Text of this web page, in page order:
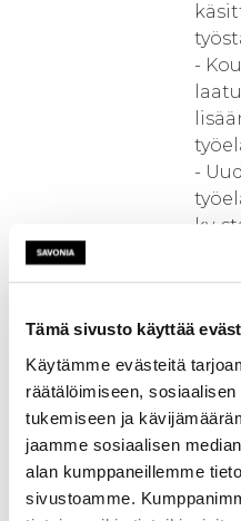
Tämä sivusto käyttää
Käytämme evästeitä
räätälöimiseen,
tukemiseen ja
jaamme sosiaalisen
alan kumppaneillemme
sivustoamme.
-
-
kv-
-
IoT-